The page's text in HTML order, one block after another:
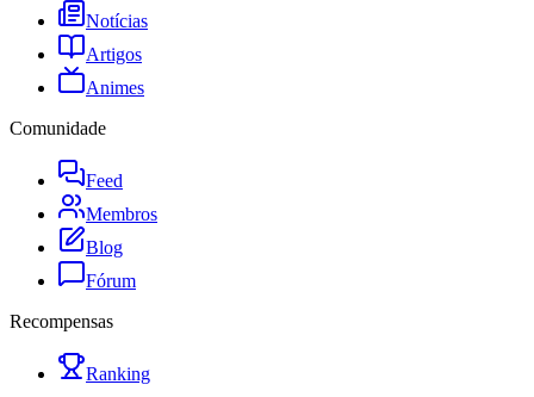
Notícias
Artigos
Animes
Comunidade
Feed
Membros
Blog
Fórum
Recompensas
Ranking